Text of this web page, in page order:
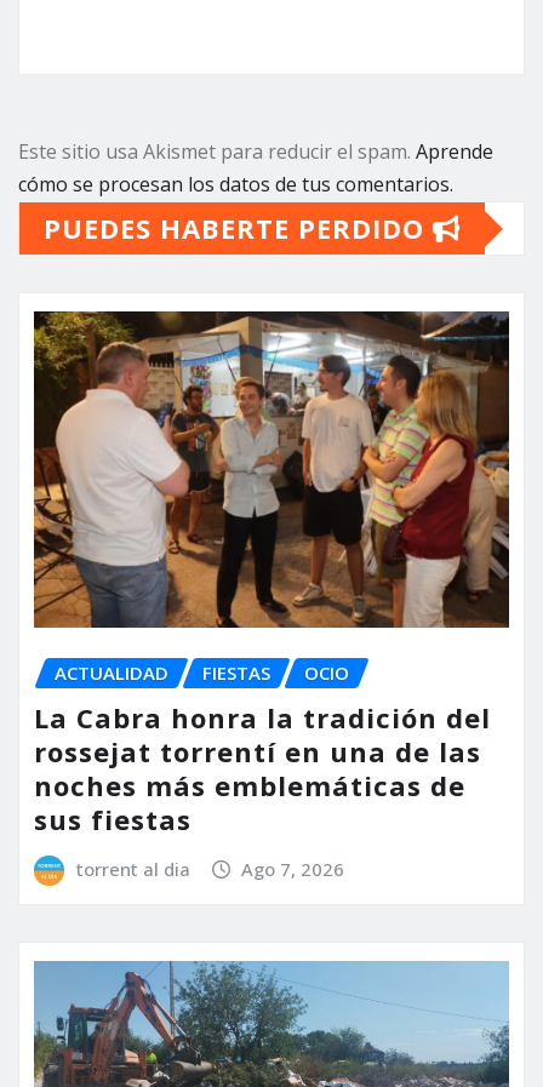
Este sitio usa Akismet para reducir el spam. Aprende
cómo se procesan los datos de tus comentarios.
PUEDES HABERTE PERDIDO
ACTUALIDAD FIESTAS OCIO
La Cabra honra la tradición del
rossejat torrentí en una de las
noches más emblemáticas de
sus fiestas
torrent al dia Ago 7, 2026